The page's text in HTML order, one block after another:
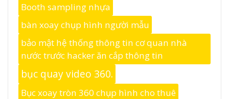
Booth sampling nhựa
bàn xoay chụp hình người mẫu
bảo mật hệ thống thông tin cơ quan nhà
nước trước hacker ăn cắp thông tin
bục quay video 360.
Bục xoay tròn 360 chụp hình cho thuê